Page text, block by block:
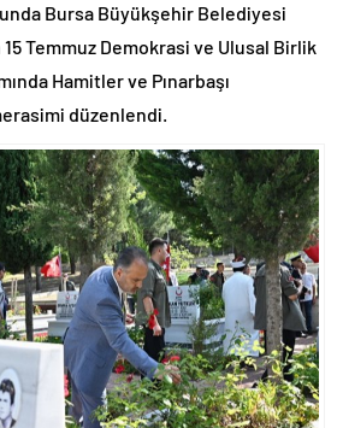
Bursa Büyükşehir Belediyesi
Temmuz Demokrasi ve Ulusal Birlik
Hamitler ve Pınarbaşı
düzenlendi.